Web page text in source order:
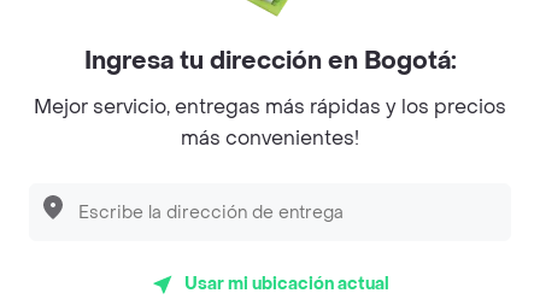
Facebook
Twitter
Instagram
©2026Rappi Inc. All rights reserved.
Ingresa tu dirección en Bogotá:
Mejor servicio, entregas más rápidas y los precios
más convenientes!
Usar mi ubicación actual